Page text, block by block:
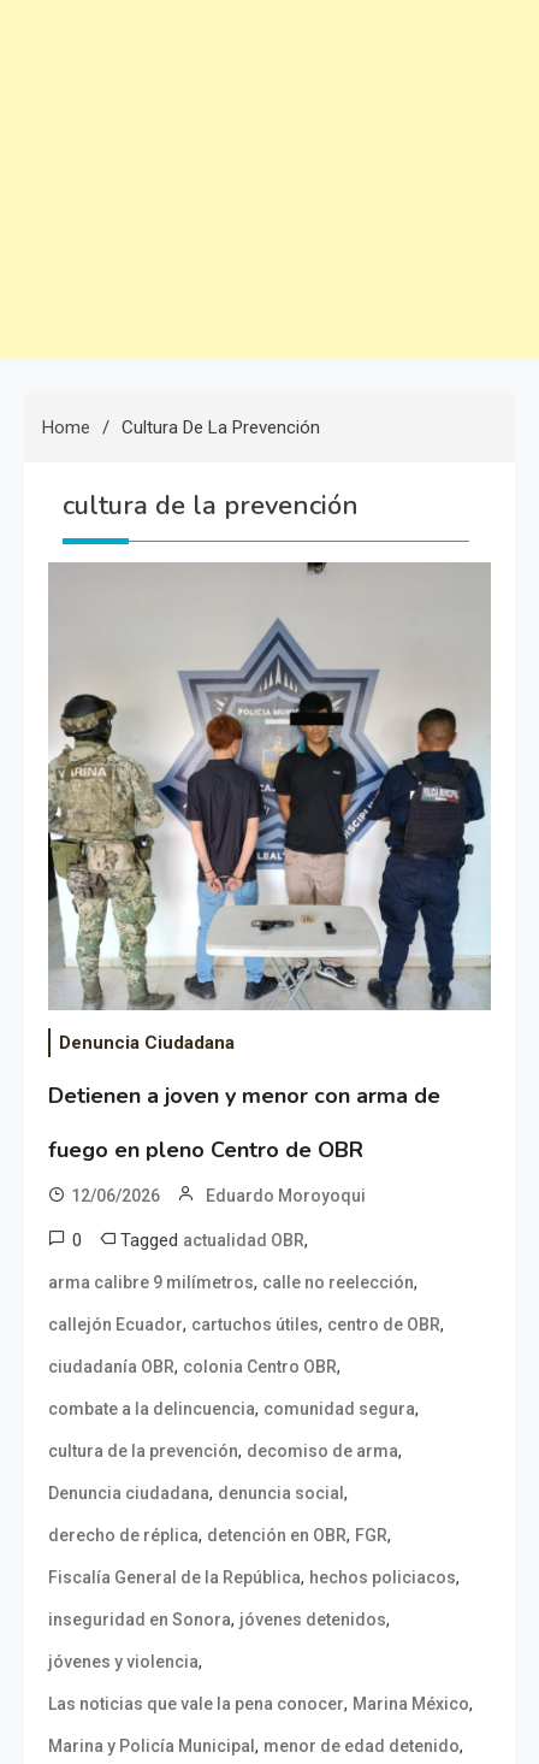
Home Cultura De La Prevención
cultura de la prevención
Denuncia Ciudadana
Detienen a joven y menor con arma de
fuego en pleno Centro de OBR
12/06/2026 Eduardo Moroyoqui
0 Tagged actualidad OBR,
arma calibre 9 milímetros, calle no reelección,
callejón Ecuador, cartuchos útiles, centro de OBR,
ciudadanía OBR, colonia Centro OBR,
combate a la delincuencia, comunidad segura,
cultura de la prevención, decomiso de arma,
Denuncia ciudadana, denuncia social ,
derecho de réplica, detención en OBR, FGR,
Fiscalía General de la República, hechos policiacos,
inseguridad en Sonora, jóvenes detenidos,
jóvenes y violencia,
Las noticias que vale la pena conocer, Marina México,
Marina y Policía Municipal , menor de edad detenido,